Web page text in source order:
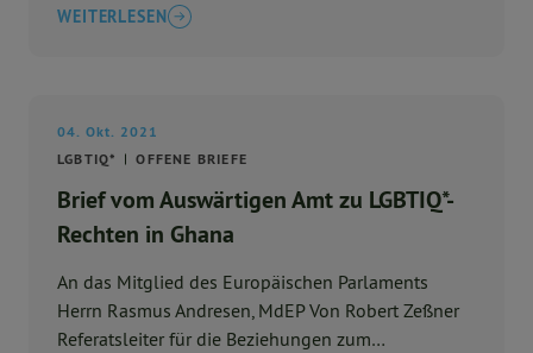
WEITERLESEN
04. Okt. 2021
LGBTIQ*
OFFENE BRIEFE
Brief vom Auswärtigen Amt zu LGBTIQ*-
Rechten in Ghana
An das Mitglied des Europäischen Parlaments
Herrn Rasmus Andresen, MdEP Von Robert Zeßner
Referatsleiter für die Beziehungen zum